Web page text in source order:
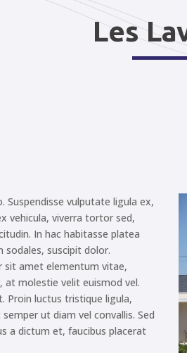
Les
vulputate ligula ex,
vehicula, viverra tortor sed,
In hac habitasse platea
sodales, suscipit dolor.
sit amet elementum vitae,
at molestie velit euismod vel.
Proin luctus tristique ligula,
ut diam vel convallis. Sed
a dictum et, faucibus placerat